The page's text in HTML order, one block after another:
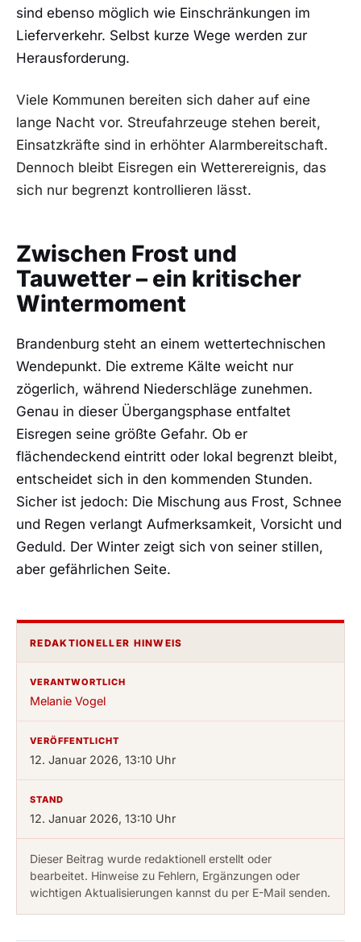
sind ebenso möglich wie Einschränkungen im
Lieferverkehr. Selbst kurze Wege werden zur
Herausforderung.
Viele Kommunen bereiten sich daher auf eine
lange Nacht vor. Streufahrzeuge stehen bereit,
Einsatzkräfte sind in erhöhter Alarmbereitschaft.
Dennoch bleibt Eisregen ein Wetterereignis, das
sich nur begrenzt kontrollieren lässt.
Zwischen Frost und
Tauwetter – ein kritischer
Wintermoment
Brandenburg steht an einem wettertechnischen
Wendepunkt. Die extreme Kälte weicht nur
zögerlich, während Niederschläge zunehmen.
Genau in dieser Übergangsphase entfaltet
Eisregen seine größte Gefahr. Ob er
flächendeckend eintritt oder lokal begrenzt bleibt,
entscheidet sich in den kommenden Stunden.
Sicher ist jedoch: Die Mischung aus Frost, Schnee
und Regen verlangt Aufmerksamkeit, Vorsicht und
Geduld. Der Winter zeigt sich von seiner stillen,
aber gefährlichen Seite.
REDAKTIONELLER HINWEIS
VERANTWORTLICH
Melanie Vogel
VERÖFFENTLICHT
12. Januar 2026, 13:10 Uhr
STAND
12. Januar 2026, 13:10 Uhr
Dieser Beitrag wurde redaktionell erstellt oder
bearbeitet. Hinweise zu Fehlern, Ergänzungen oder
wichtigen Aktualisierungen kannst du per E-Mail senden.